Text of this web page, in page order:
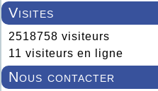
Visites
2518758 visiteurs
11 visiteurs en ligne
Nous contacter